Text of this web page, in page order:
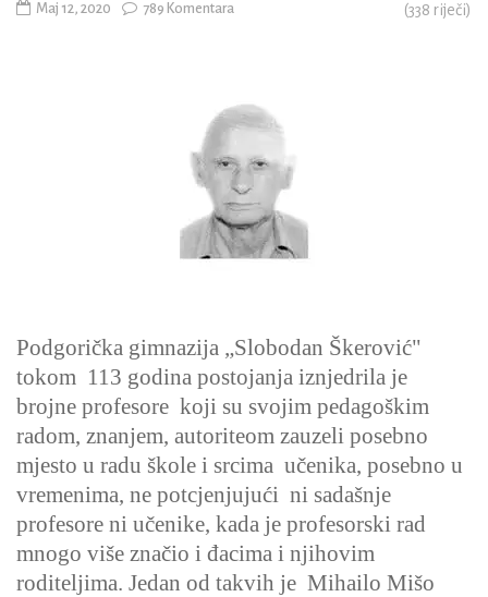
Maj 12, 2020 789 Komentara (338 riječi)
Podgorička gimnazija „Slobodan Škerović"
tokom 113 godina postojanja iznjedrila je
brojne profesore koji su svojim pedagoškim
radom, znanjem, autoriteom zauzeli posebno
mjesto u radu škole i srcima učenika, posebno u
vremenima, ne potcjenjujući ni sadašnje
profesore ni učenike, kada je profesorski rad
mnogo više značio i đacima i njihovim
roditeljima. Jedan od takvih je Mihailo Mišo